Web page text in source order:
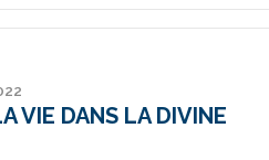
VIE DANS LA DIVINE